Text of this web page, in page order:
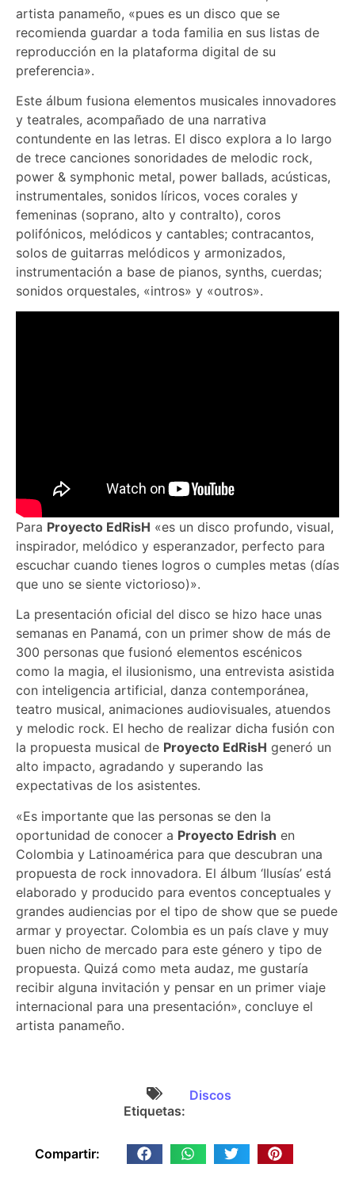
artista panameño, «pues es un disco que se
recomienda guardar a toda familia en sus listas de
reproducción en la plataforma digital de su
preferencia».
Este álbum fusiona elementos musicales innovadores
y teatrales, acompañado de una narrativa
contundente en las letras. El disco explora a lo largo
de trece canciones sonoridades de melodic rock,
power & symphonic metal, power ballads, acústicas,
instrumentales, sonidos líricos, voces corales y
femeninas (soprano, alto y contralto), coros
polifónicos, melódicos y cantables; contracantos,
solos de guitarras melódicos y armonizados,
instrumentación a base de pianos, synths, cuerdas;
sonidos orquestales, «intros» y «outros».
Para Proyecto EdRisH «es un disco profundo, visual,
inspirador, melódico y esperanzador, perfecto para
escuchar cuando tienes logros o cumples metas (días
que uno se siente victorioso)».
La presentación oficial del disco se hizo hace unas
semanas en Panamá, con un primer show de más de
300 personas que fusionó elementos escénicos
como la magia, el ilusionismo, una entrevista asistida
con inteligencia artificial, danza contemporánea,
teatro musical, animaciones audiovisuales, atuendos
y melodic rock. El hecho de realizar dicha fusión con
la propuesta musical de Proyecto EdRisH generó un
alto impacto, agradando y superando las
expectativas de los asistentes.
«Es importante que las personas se den la
oportunidad de conocer a Proyecto Edrish en
Colombia y Latinoamérica para que descubran una
propuesta de rock innovadora. El álbum ‘Ilusías’ está
elaborado y producido para eventos conceptuales y
grandes audiencias por el tipo de show que se puede
armar y proyectar. Colombia es un país clave y muy
buen nicho de mercado para este género y tipo de
propuesta. Quizá como meta audaz, me gustaría
recibir alguna invitación y pensar en un primer viaje
internacional para una presentación», concluye el
artista panameño.
Etiquetas:
Discos
Compartir: